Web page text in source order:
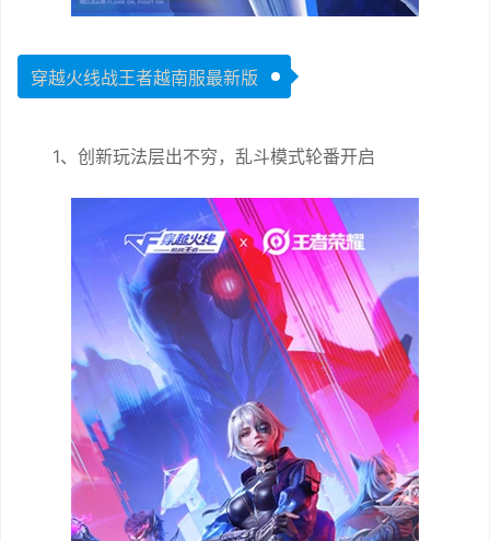
穿越火线战王者越南服最新版
1、创新玩法层出不穷，乱斗模式轮番开启